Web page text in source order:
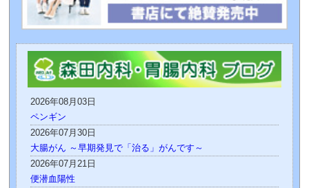
2026年08月03日
ペンギン
2026年07月30日
大腸がん ～早期発見で「治る」がんです～
2026年07月21日
便潜血陽性